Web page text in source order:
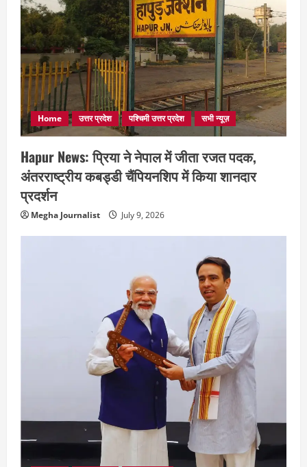
Home उत्तर प्रदेश पश्चिमी उत्तर प्रदेश सभी न्यूज़
Hapur News: प्रिया ने नेपाल में जीता रजत पदक,
अंतरराष्ट्रीय कबड्डी चैंपियनशिप में किया शानदार
प्रदर्शन
Megha Journalist July 9, 2026